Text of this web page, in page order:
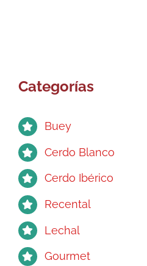
página
producto
Categorías
Buey
Cerdo Blanco
Cerdo Ibérico
Recental
Lechal
Gourmet